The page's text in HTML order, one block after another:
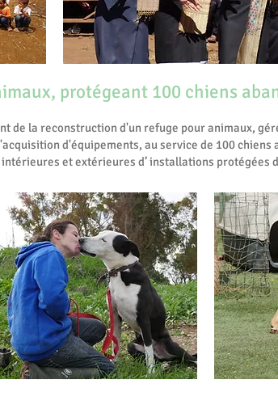
protégeant 100 chiens
de la reconstruction d'un refuge pour animaux,
d'équipements, au service de 100 chiens
et extérieures d’ installations protégées